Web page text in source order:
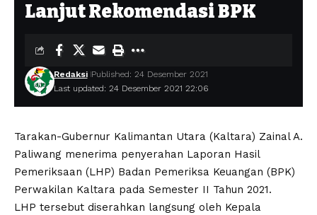
Lanjut Rekomendasi BPK
Last updated: 24 Desember 2021 22:06
Redaksi Published: 24 Desember 2021
Tarakan-Gubernur Kalimantan Utara (Kaltara) Zainal A.
Paliwang menerima penyerahan Laporan Hasil
Pemeriksaan (LHP) Badan Pemeriksa Keuangan (BPK)
Perwakilan Kaltara pada Semester II Tahun 2021.
LHP tersebut diserahkan langsung oleh Kepala